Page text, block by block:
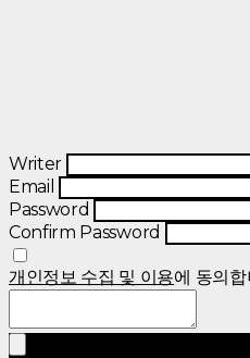
Writer
Email
Password
Confirm Password
개인정보 수집 및 이용에 동의합